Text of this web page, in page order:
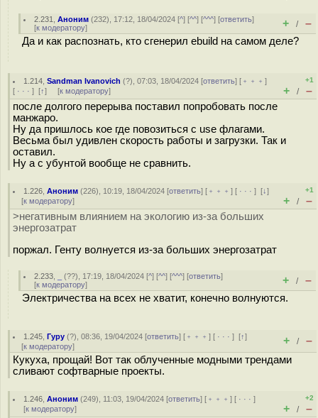
2.231 ,Аноним (232), 17:12, 18/04/2024 [^] [^^] [^^^] [ответить]
[к модератору] + / –
Да и как распознать, кто сгенерил ebuild на самом деле?
1.214 ,Sandman Ivanovich (?), 07:03, 18/04/2024 [ответить] [ ﹢﹢﹢]
[ · · · ] [↑] [к модератору]
+1
+ / –
после долгого перерыва поставил попробовать после
манжаро.
Ну да пришлось кое где повозиться с use флагами.
Весьма был удивлен скорость работы и загрузки. Так и
оставил.
Ну а с убунтой вообще не сравнить.
1.226 ,Аноним (226), 10:19, 18/04/2024 [ответить] [ ﹢﹢﹢] [ · · ·][↓]
[к модератору]
+1
+ / –
>негативным влиянием на экологию из-за больших
энергозатрат
поржал. Генту волнуется из-за больших энергозатрат
2.233 (??), 17:19, 18/04/2024 [^] [^^] [^^^] [ответить]
[к модератору] + / –
Электричества на всех не хватит, конечно волнуются.
1.245 ,Гуру (?), 08:36, 19/04/2024 [ответить] [ ﹢﹢﹢] [ · · ·][↑]
[к модератору] + / –
Кукуха, прощай! Вот так облученные модными трендами
сливают софтварные проекты.
1.246 ,Аноним (249), 11:03, 19/04/2024 [ответить] [ ﹢﹢﹢] [ · · ·]
[к модератору]
+2
+ / –